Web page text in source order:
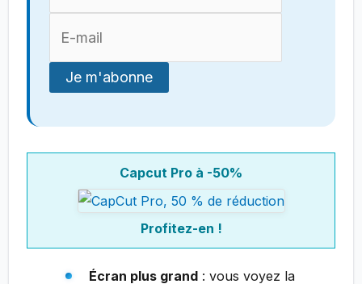
Capcut Pro à -50%
Profitez-en !
Écran plus grand: vous voyez la